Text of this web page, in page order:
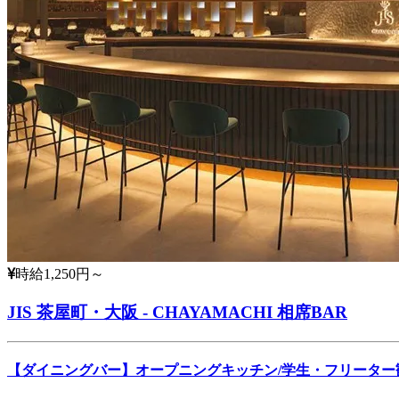
時給1,250円～
JIS 茶屋町・大阪 - CHAYAMACHI 相席BAR
【ダイニングバー】オープニングキッチン/学生・フリーター